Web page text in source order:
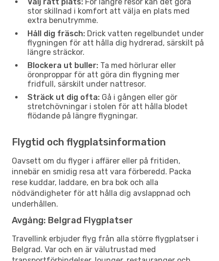
stor skillnad i komfort att välja en plats med
extra benutrymme.
Håll dig fräsch: Drick vatten regelbundet under
flygningen för att hålla dig hydrerad, särskilt på
längre sträckor.
Blockera ut buller: Ta med hörlurar eller
öronproppar för att göra din flygning mer
fridfull, särskilt under nattresor.
Sträck ut dig ofta: Gå i gången eller gör
stretchövningar i stolen för att hålla blodet
flödande på längre flygningar.
Flygtid och flygplatsinformation
Oavsett om du flyger i affärer eller på fritiden,
innebär en smidig resa att vara förberedd. Packa
rese kuddar, laddare, en bra bok och alla
nödvändigheter för att hålla dig avslappnad och
underhållen.
Avgång: Belgrad Flygplatser
Travellink erbjuder flyg från alla större flygplatser i
Belgrad. Var och en är välutrustad med